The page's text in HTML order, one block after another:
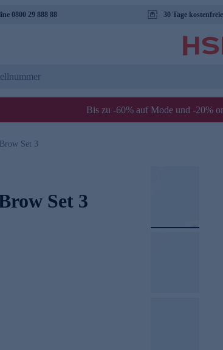
0800 29 888 88 30 Tage
Bis zu -60% auf Mode und -20%
Set 3
Set 3